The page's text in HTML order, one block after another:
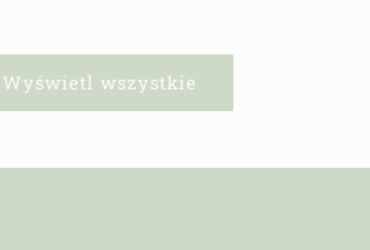
Wyświetl wszystkie